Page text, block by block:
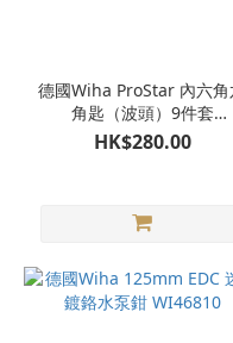
德國Wiha ProStar 內六角
角匙（波頭）9件套
WI07192
HK$280.00